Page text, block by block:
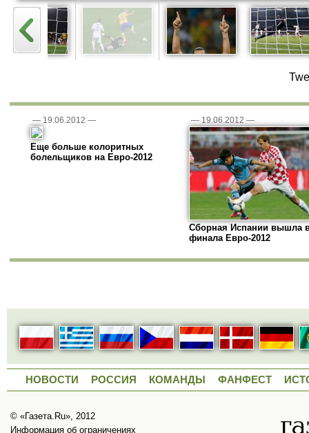
— 19.06.2012 —
Еще больше колоритных
болельщиков на Евро-2012
— 19.06.2012 —
Сборная Испании вышла
финала Евро-2012
НОВОСТИ РОССИЯ КОМАНДЫ ФАНФЕСТ
© «Газета.Ru», 2012
Информация об ограничениях